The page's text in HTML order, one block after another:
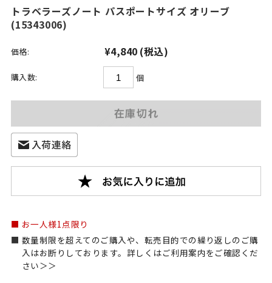
トラベラーズノート パスポートサイズ オリーブ
(15343006)
価格: ¥4,840 (税込)
購入数: 個
お一人様1点限り
数量制限を超えてのご購入や、転売目的での繰り返しのご購
入はお断りしております。詳しくはご利用案内をご確認くだ
さい＞＞